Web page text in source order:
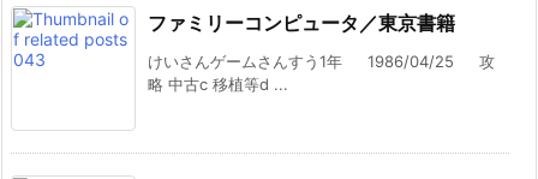
ファミリーコンピュータ／東京書籍
けいさんゲームさんすう1年 1986/04/25 攻
略 中古c 移植等d ...